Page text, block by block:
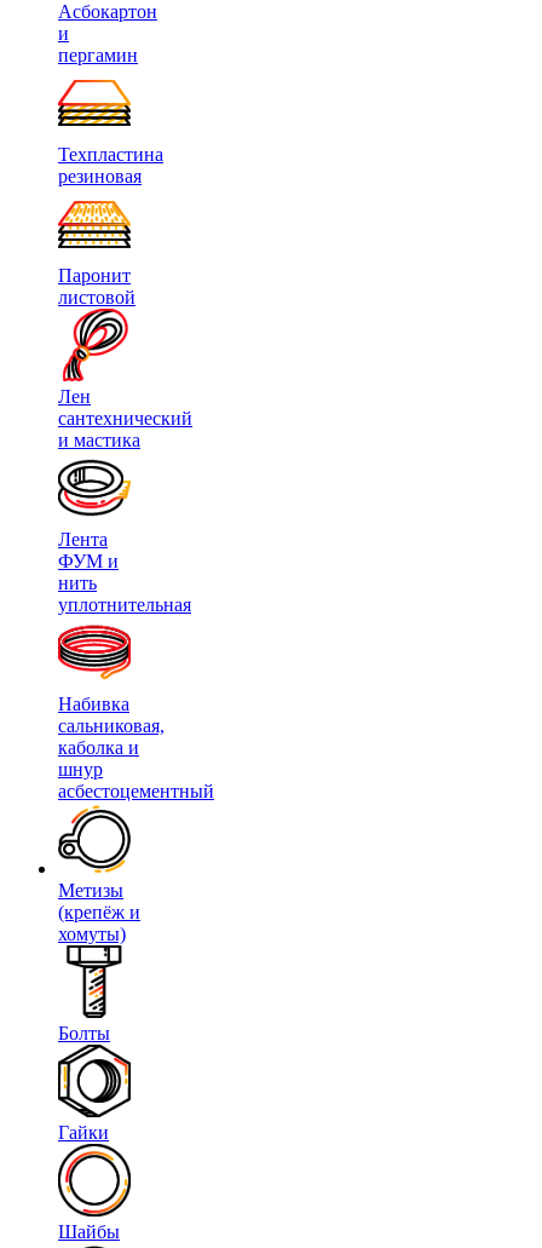
Асбокартон
и
пергамин
Техпластина
резиновая
Паронит
листовой
Лен
сантехнический
и мастика
Лента
ФУМ и
нить
уплотнительная
Набивка
сальниковая,
каболка и
шнур
асбестоцементный
Метизы
(крепёж и
хомуты)
Болты
Гайки
Шайбы